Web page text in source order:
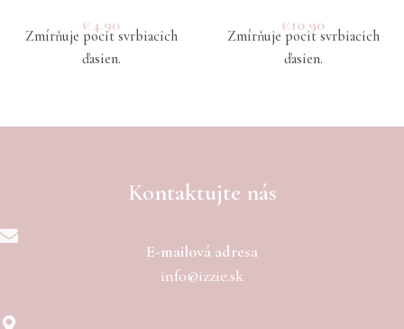
€4.90
Zmírňuje pocit svrbiacich
ďasien.
€10.90
Zmírňuje pocit svrbiacich
ďasien.
Kontaktujte nás
E-mailová adresa
info@izzie.sk